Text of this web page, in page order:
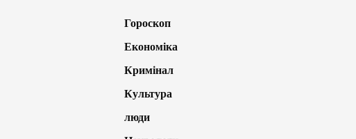
Гороскоп
Економіка
Кримінал
Культура
люди